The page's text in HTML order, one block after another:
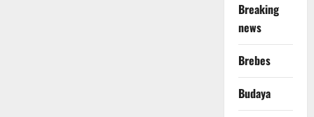
Breaking
news
Brebes
Budaya